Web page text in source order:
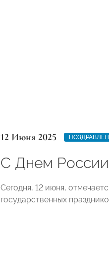
12 Июня 2025
С Днем
Сегодня, 12 июня,
государственных